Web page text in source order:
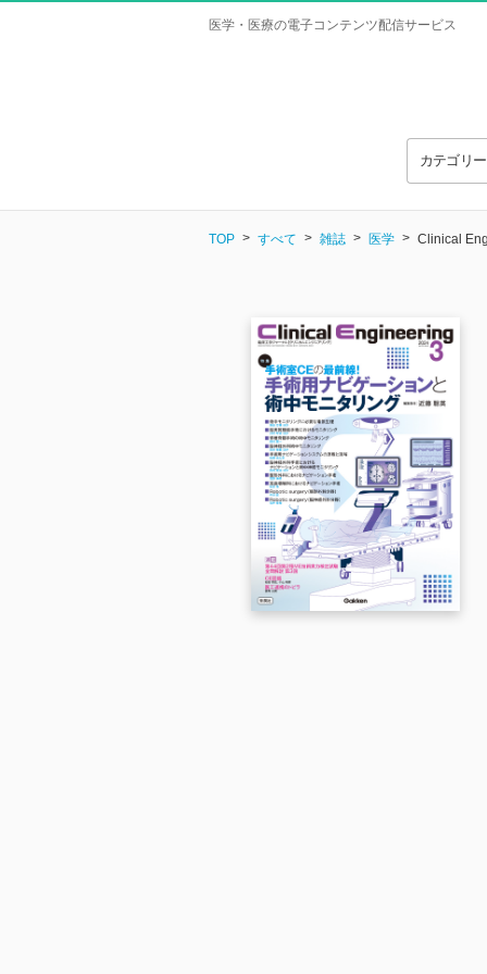
医学・医療の電子コンテンツ配信サービス
カテゴリ
TOP すべて 雑誌 医学 Clinical